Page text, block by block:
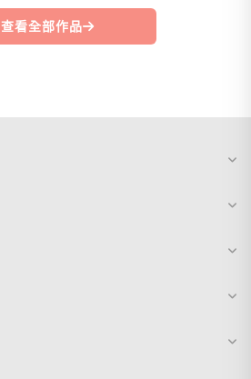
查看全部作品